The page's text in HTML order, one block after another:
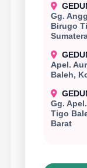
Gg.
Birugo
Apel.
Baleh,
Gg.
Tigo
Barat